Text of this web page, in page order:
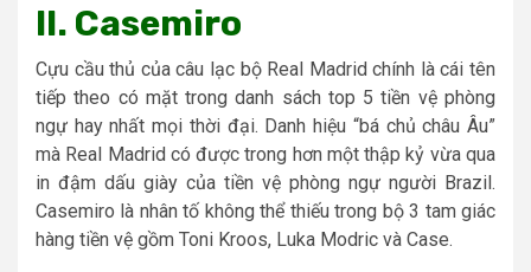
II. Casemiro
Cựu cầu thủ của câu lạc bộ Real Madrid chính là cái tên
tiếp theo có mặt trong danh sách top 5 tiền vệ phòng
ngự hay nhất mọi thời đại. Danh hiệu “bá chủ châu Âu”
mà Real Madrid có được trong hơn một thập kỷ vừa qua
in đậm dấu giày của tiền vệ phòng ngự người Brazil.
Casemiro là nhân tố không thể thiếu trong bộ 3 tam giác
hàng tiền vệ gồm Toni Kroos, Luka Modric và Case.